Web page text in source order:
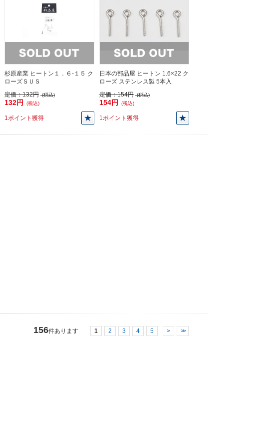
杉原産業 ヒートン１．６-１５ ク
ローズＳＵＳ
定価：132円 (税込)
132円 (税込)
1ポイント獲得
日本の部品屋 ヒートン 1.6×22 ク
ローズ ステンレス製 5本入
定価：154円 (税込)
154円 (税込)
1ポイント獲得
156件あります 1 2 3 4 5 > >>